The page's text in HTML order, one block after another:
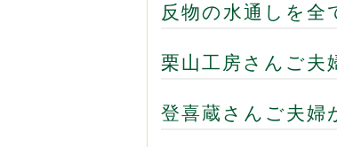
反物の水通しを全
栗山工房さんご夫
登喜蔵さんご夫婦